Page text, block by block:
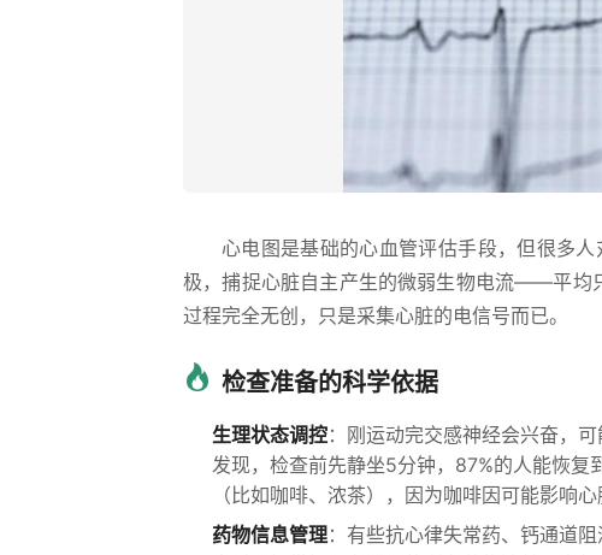
心电图是基础的心血管评估手段，但很多
极，捕捉心脏自主产生的微弱生物电流——平均
过程完全无创，只是采集心脏的电信号而已。
检查准备的科学依据
生理状态调控：刚运动完交感神经会兴奋，
发现，检查前先静坐5分钟，87%的人能恢
（比如咖啡、浓茶），因为咖啡因可能影响
药物信息管理：有些抗心律失常药、钙通道